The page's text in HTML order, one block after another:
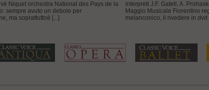
Niquet orchestra National des Pays de la
sempre avuto un debole per
ma soprattuttoè [...]
interpreti J.F. Gatell, A.
Maggio Musicale Fiorentino
melanconico, il rivedere in dvd